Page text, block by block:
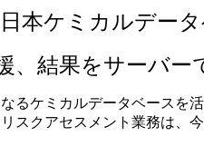
本ケミカルデー
、結果をサーバー
ケミカルデータベースを
クアセスメント業務は、